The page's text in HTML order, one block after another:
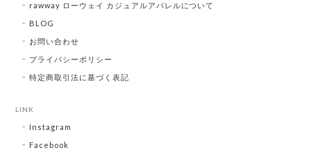
rawway ローウェイ カジュアルアパレルについて
BLOG
お問い合わせ
プライバシーポリシー
特定商取引法に基づく表記
LINK
Instagram
Facebook